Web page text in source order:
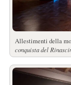
Allestimenti della
conquista del